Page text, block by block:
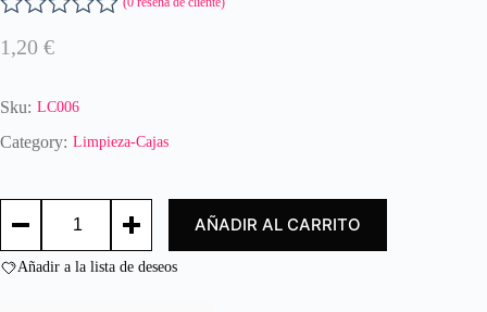
V
a
o
a
n
0
1,20 €
Sku: LC006
Category: Limpieza-Cajas
BASURA
10u/
AÑADIR AL CARRITO
Añadir a la lista de deseos